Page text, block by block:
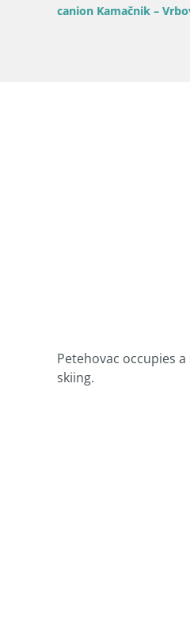
Webcam Isola di Unije –
bellezza della gemma
Petehovac occupies
skiing.